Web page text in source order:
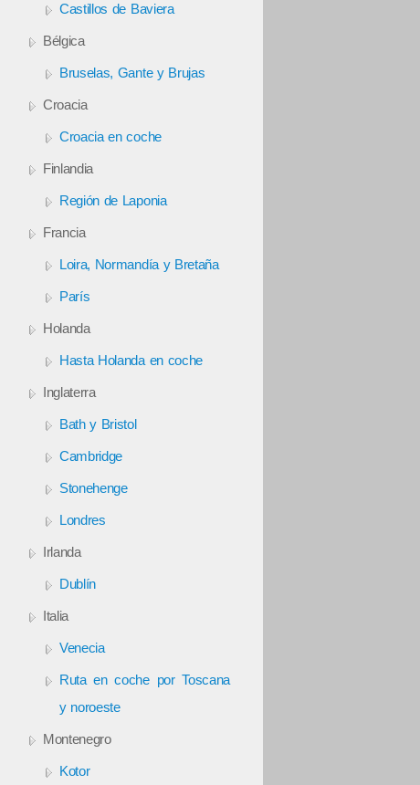
Castillos de Baviera
Bélgica
Bruselas, Gante y Brujas
Croacia
Croacia en coche
Finlandia
Región de Laponia
Francia
Loira, Normandía y Bretaña
París
Holanda
Hasta Holanda en coche
Inglaterra
Bath y Bristol
Cambridge
Stonehenge
Londres
Irlanda
Dublín
Italia
Venecia
Ruta en coche por Toscana
y noroeste
Montenegro
Kotor